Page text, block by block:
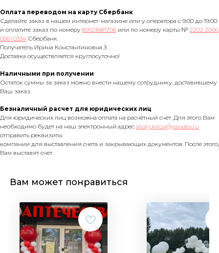
Оплата переводом на карту Сбербанк
Сделайте заказ в нашем интернет-магазине или у оператора с 9:00 до 19:00
и оплатите заказ по номеру 89123681706 или по номеру карты № 2202 2006
0561 0334 Сбербанк.
Получатель Ирина Константиновна З .
Доставка осуществляется круглосуточно!
Наличными при получении
Остаток суммы за заказ можно внести нашему сотруднику, доставившему
Ваш заказ.
Безналичный расчет для юридических лиц
Для юридических лиц возможна оплата на расчётный счёт. Для этого Вам
необходимо будет на наш электронный адрес shary.kirov@yandex.ru
отправить реквизиты
компании для выставления счета и закрывающих документов. После этого,
Вам выставят счет.
Вам может понравиться